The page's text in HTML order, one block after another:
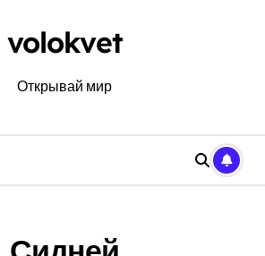
volokvet
Открывай мир